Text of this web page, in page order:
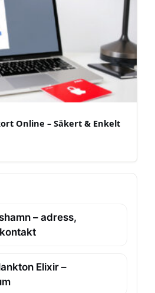
Online – Säkert & Enkelt
– adress,
Elixir –